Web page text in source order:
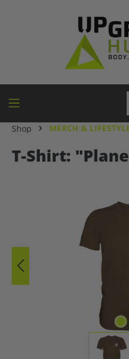
Shop MERCH &
T-Shirt:
Bildergalerie überspringen